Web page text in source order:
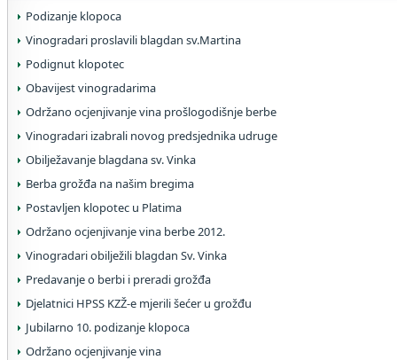
Podizanje klopoca
Vinogradari proslavili blagdan sv.Martina
Podignut klopotec
Obavijest vinogradarima
Održano ocjenjivanje vina prošlogodišnje berbe
Vinogradari izabrali novog predsjednika udruge
Obilježavanje blagdana sv. Vinka
Berba grožđa na našim bregima
Postavljen klopotec u Platima
Održano ocjenjivanje vina berbe 2012.
Vinogradari obilježili blagdan Sv. Vinka
Predavanje o berbi i preradi grožđa
Djelatnici HPSS KZŽ-e mjerili šećer u grožđu
Jubilarno 10. podizanje klopoca
Održano ocjenjivanje vina